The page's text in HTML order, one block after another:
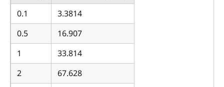
0.1
3.3814
0.5
16.907
1
33.814
2
67.628